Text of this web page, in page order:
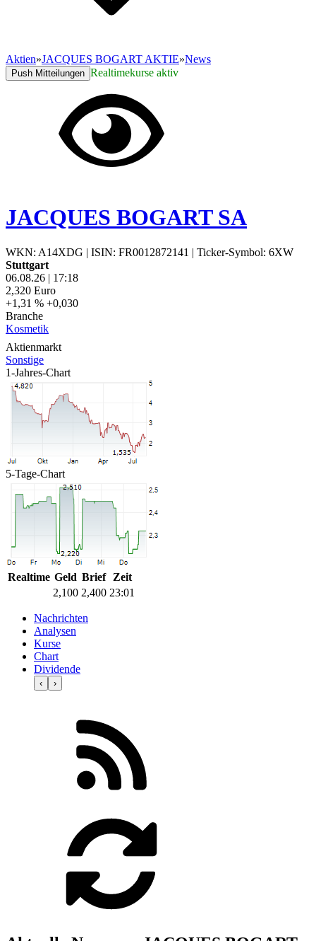
Aktien»JACQUES BOGART AKTIE»News
Push Mitteilungen Realtimekurse aktiv
JACQUES BOGART SA
WKN: A14XDG | ISIN: FR0012872141 | Ticker-Symbol: 6XW
Stuttgart
06.08.26 | 17:18
2,320 Euro
+1,31 % +0,030
Branche
Kosmetik
Aktienmarkt
Sonstige
1-Jahres-Chart
5-Tage-Chart
Realtime Geld Brief
Zeit
2,100 2,400 23:01
Nachrichten
Analysen
Kurse
Chart
Dividende
‹ ›